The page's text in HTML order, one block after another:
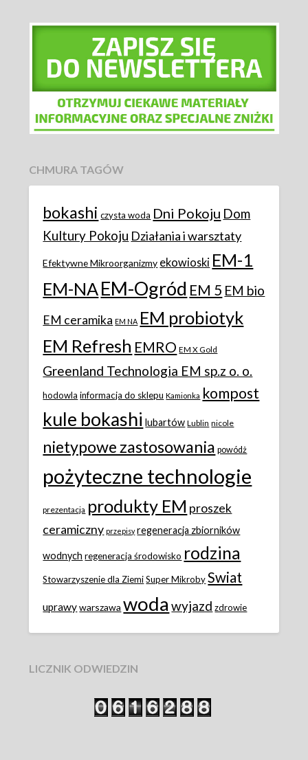
CHMURA TAGÓW
bokashi czysta woda Dni Pokoju Dom
Kultury Pokoju Działania i warsztaty
Efektywne Mikroorganizmy ekowioski EM-1
EM-NAEM-Ogród EM 5 EM bio
EM ceramika EM NA EM probiotyk
EM Refresh EMRO EM X Gold
Greenland Technologia EM sp.z o. o.
hodowla informacja do sklepu Kamionka kompost
kule bokashi lubartów Lublin nicole
nietypowe zastosowania powódż
pożyteczne technologie
prezentacja produkty EM proszek
ceramiczny przepisy regeneracja zbiorników
wodnych regeneracja środowisko rodzina
Stowarzyszenie dla Ziemi Super Mikroby Swiat
uprawy warszawa woda wyjazd zdrowie
LICZNIK ODWIEDZIN